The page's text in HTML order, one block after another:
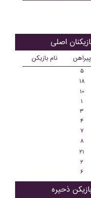
نام بازیکن پیراهن
۵
۱۸
۱۰
۱
۳
۴
۷
۸
۲۱
۲
۶